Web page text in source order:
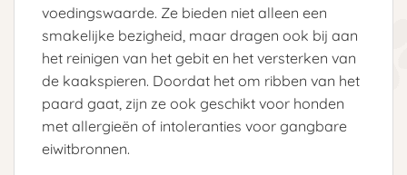
voedingswaarde. Ze bieden niet alleen een
smakelijke bezigheid, maar dragen ook bij aan
het reinigen van het gebit en het versterken van
de kaakspieren. Doordat het om ribben van het
paard gaat, zijn ze ook geschikt voor honden
met allergieën of intoleranties voor gangbare
eiwitbronnen.